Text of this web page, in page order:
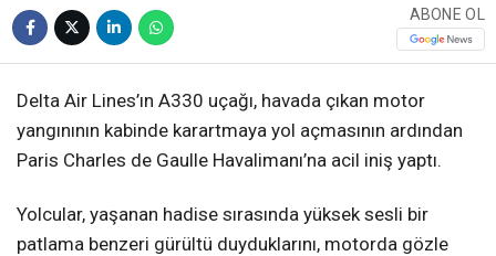
Youtube
ABONE OL
Delta Air Lines’ın A330 uçağı, havada çıkan motor
yangınının kabinde karartmaya yol açmasının ardından
Paris Charles de Gaulle Havalimanı’na acil iniş yaptı.
Yolcular, yaşanan hadise sırasında yüksek sesli bir
patlama benzeri gürültü duyduklarını, motorda gözle